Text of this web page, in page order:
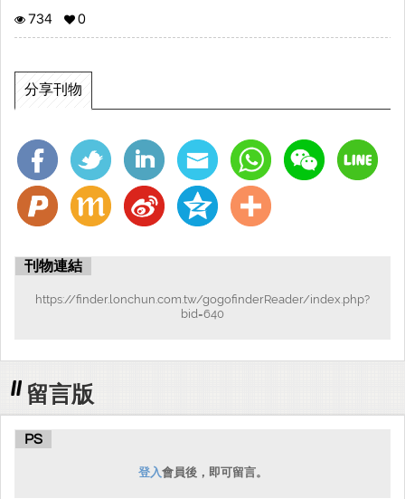
734
0
分享刊物
刊物連結
https://finder.lonchun.com.tw/gogofinderReader/index.php?
bid=640
留言版
PS
登入會員後，即可留言。